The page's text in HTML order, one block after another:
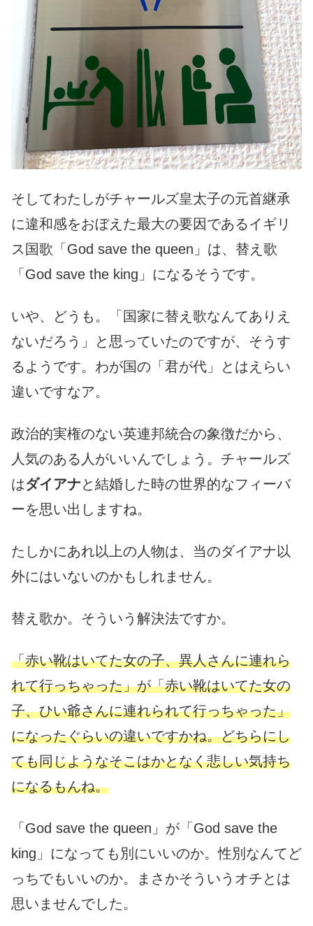
そしてわたしがチャールズ皇太子の元首継承
に違和感をおぼえた最大の要因であるイギリ
ス国歌「God save the queen」は、替え歌
「God save the king」になるそうです。
いや、どうも。「国家に替え歌なんてありえ
ないだろう」と思っていたのですが、そうす
るようです。わが国の「君が代」とはえらい
違いですなア。
政治的実権のない英連邦統合の象徴だから、
人気のある人がいいんでしょう。チャールズ
はダイアナと結婚した時の世界的なフィーバ
ーを思い出しますね。
たしかにあれ以上の人物は、当のダイアナ以
外にはいないのかもしれません。
替え歌か。そういう解決法ですか。
「赤い靴はいてた女の子、異人さんに連れら
れて行っちゃった」が「赤い靴はいてた女の
子、ひい爺さんに連れられて行っちゃった」
になったぐらいの違いですかね。どちらにし
ても同じようなそこはかとなく悲しい気持ち
になるもんね。
「God save the queen」が「God save the
king」になっても別にいいのか。性別なんてど
っちでもいいのか。まさかそういうオチとは
思いませんでした。